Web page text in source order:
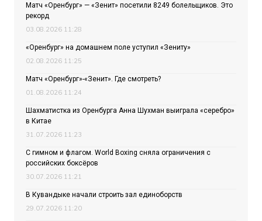
Матч «Оренбург» — «Зенит» посетили 8249 болельщиков. Это
рекорд
03.08.2026 11:28
«Оренбург» на домашнем поле уступил «Зениту»
02.08.2026 11:25
Матч «Оренбург»-«Зенит». Где смотреть?
01.08.2026 11:24
Шахматистка из Оренбурга Анна Шухман выиграла «серебро»
в Китае
31.07.2026 11:23
С гимном и флагом. World Boxing сняла ограничения с
российских боксёров
30.07.2026 11:21
В Кувандыке начали строить зал единоборств
29.07.2026 11:20